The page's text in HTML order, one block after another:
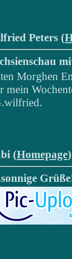
Peters (
Morghen
mein
(Homepage